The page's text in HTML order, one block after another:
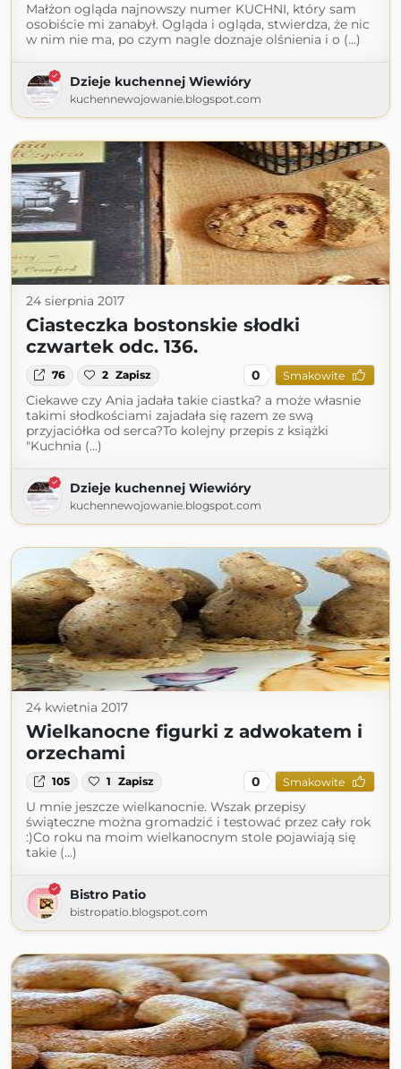
Małżon ogląda najnowszy numer KUCHNI, który sam
osobiście mi zanabył. Ogląda i ogląda, stwierdza, że nic
w nim nie ma, po czym nagle doznaje olśnienia i o (...)
Dzieje kuchennej Wiewióry
kuchennewojowanie.blogspot.com
24 sierpnia 2017
Ciasteczka bostonskie słodki
czwartek odc. 136.
76 2 Zapisz 0 Smakowite
Ciekawe czy Ania jadała takie ciastka? a może własnie
takimi słodkościami zajadała się razem ze swą
przyjaciółka od serca?To kolejny przepis z książki
"Kuchnia (...)
Dzieje kuchennej Wiewióry
kuchennewojowanie.blogspot.com
24 kwietnia 2017
Wielkanocne figurki z adwokatem i
orzechami
105 1 Zapisz 0 Smakowite
U mnie jeszcze wielkanocnie. Wszak przepisy
świąteczne można gromadzić i testować przez cały rok
:)Co roku na moim wielkanocnym stole pojawiają się
takie (...)
Bistro Patio
bistropatio.blogspot.com